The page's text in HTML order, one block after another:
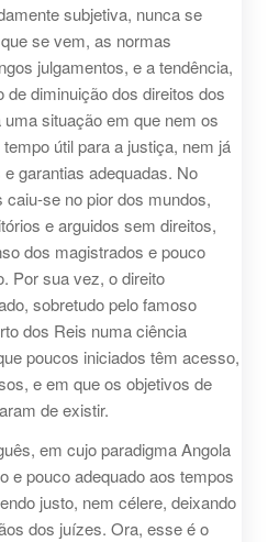
subjetiva, nunca se
se vem, as normas
julgamentos, e a tendência,
de diminuição dos direitos dos
situação em que nem os
útil para a justiça, nem já
garantias adequadas. No
se no pior dos mundos,
e arguidos sem direitos,
dos magistrados e pouco
Por sua vez, o direito
sobretudo pelo famoso
dos Reis numa ciência
poucos iniciados têm acesso,
e em que os objetivos de
de existir.
em cujo paradigma Angola
e pouco adequado aos tempos
justo, nem célere, deixando
dos juízes. Ora, esse é o